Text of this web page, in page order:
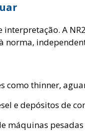
interpretação. A
norma,
como thinner,
e depósitos de
máquinas